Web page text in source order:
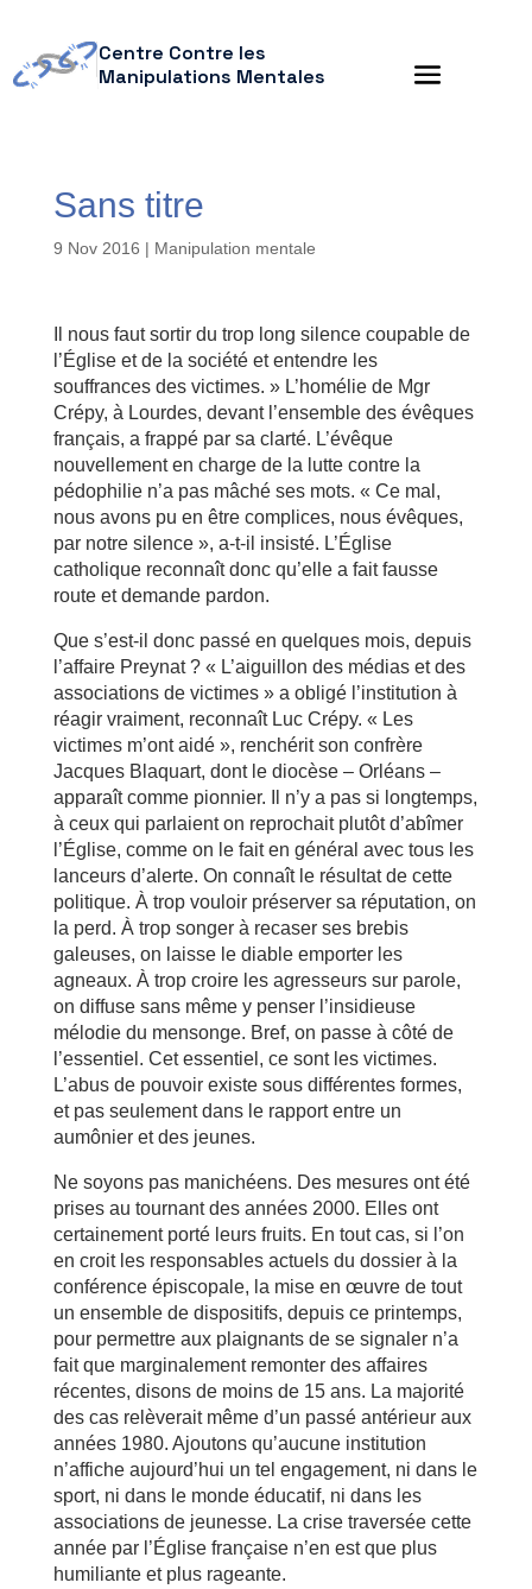
Centre Contre les
Manipulations Mentales
Sans titre
9 Nov 2016 | Manipulation mentale
Il nous faut sortir du trop long silence coupable de
l’Église et de la société et entendre les
souffrances des victimes. » L’homélie de Mgr
Crépy, à Lourdes, devant l’ensemble des évêques
français, a frappé par sa clarté. L’évêque
nouvellement en charge de la lutte contre la
pédophilie n’a pas mâché ses mots. « Ce mal,
nous avons pu en être complices, nous évêques,
par notre silence », a-t-il insisté. L’Église
catholique reconnaît donc qu’elle a fait fausse
route et demande pardon.
Que s’est-il donc passé en quelques mois, depuis
l’affaire Preynat ? « L’aiguillon des médias et des
associations de victimes » a obligé l’institution à
réagir vraiment, reconnaît Luc Crépy. « Les
victimes m’ont aidé », renchérit son confrère
Jacques ­Blaquart, dont le diocèse – Orléans –
apparaît comme pionnier. Il n’y a pas si longtemps,
à ceux qui parlaient on reprochait plutôt d’abîmer
l’Église, comme on le fait en général avec tous les
lanceurs d’alerte. On connaît le résultat de cette
politique. À trop vouloir préserver sa réputation, on
la perd. À trop songer à recaser ses brebis
galeuses, on laisse le diable emporter les
agneaux. À trop croire les agresseurs sur parole,
on diffuse sans même y penser l’insidieuse
mélodie du mensonge. Bref, on passe à côté de
l’essentiel. Cet essentiel, ce sont les victimes.
L’abus de pouvoir existe sous différentes formes,
et pas seulement dans le rapport entre un
aumônier et des jeunes.
Ne soyons pas manichéens. Des mesures ont été
prises au tournant des années 2000. Elles ont
certainement porté leurs fruits. En tout cas, si l’on
en croit les responsables actuels du dossier à la
conférence épiscopale, la mise en œuvre de tout
un ensemble de dispositifs, depuis ce printemps,
pour permettre aux plaignants de se signaler n’a
fait que marginalement remonter des affaires
récentes, disons de moins de 15 ans. La majorité
des cas relèverait même d’un passé antérieur aux
années 1980. Ajoutons qu’aucune institution
n’affiche aujourd’hui un tel engagement, ni dans le
sport, ni dans le monde éducatif, ni dans les
associations de jeunesse. La crise traversée cette
année par l’Église française n’en est que plus
humiliante et plus rageante.